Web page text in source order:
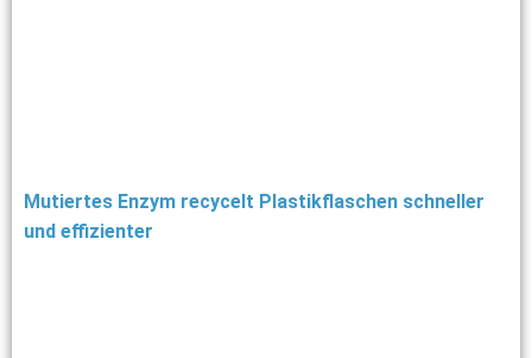
Mutiertes Enzym recycelt Plastikflaschen schneller
und effizienter